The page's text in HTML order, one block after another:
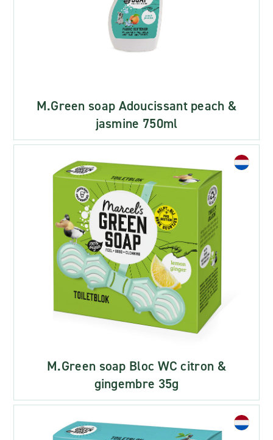
M.Green soap Adoucissant peach &
jasmine 750ml
M.Green soap Bloc WC citron &
gingembre 35g